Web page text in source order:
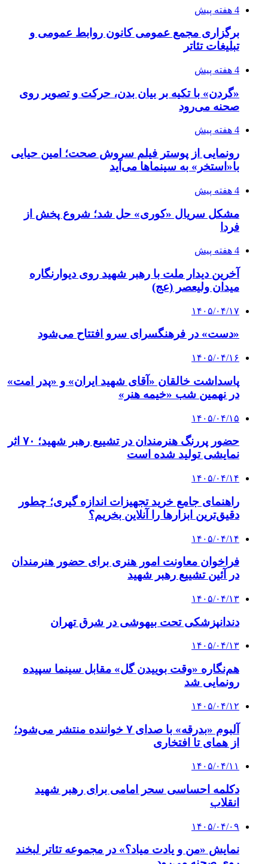
4 هفته پیش
برگزاری مجمع عمومی کانون روابط عمومی و
تبلیغات تئاتر
4 هفته پیش
«گردن» با تکیه بر بیان بدن، حرکت و تصویر روی
صحنه می‌رود
4 هفته پیش
رونمایی از پوستر فیلم سروش صحت؛ امین حیایی
با«استخر» به سینماها می‌آید
4 هفته پیش
مشکل سریال «کوری» حل شد؛ شروع پخش از
فردا
4 هفته پیش
آخرین دیدار ملت با رهبر شهید روی دیوارنگاره
میدان ولیعصر (عج)
۱۴۰۵/۰۴/۱۷
«دست» در فرهنگسرای سرو افتتاح می‌شود
۱۴۰۵/۰۴/۱۶
پاسداشت خالقان «آقای شهید ایران» و «پدر امت»
در نهمین شب «خیمه هنر»
۱۴۰۵/۰۴/۱۵
حضور پررنگ هنرمندان در تشییع رهبر شهید؛ ۷۰ اثر
نمایشی تولید شده است
۱۴۰۵/۰۴/۱۴
راهنمای جامع خرید تجهیزات اندازه گیری؛ چطور
دقیق‌ترین ابزارها را آنلاین بخریم؟
۱۴۰۵/۰۴/۱۴
فراخوان معاونت امور هنری برای حضور هنرمندان
در آئین تشییع رهبر شهید
۱۴۰۵/۰۴/۱۳
دندانپزشکی تحت بیهوشی در شرق تهران
۱۴۰۵/۰۴/۱۳
هم‌نگاره «وقت بوییدن گل» مقابل سینما سپیده
رونمایی شد
۱۴۰۵/۰۴/۱۲
آلبوم «بدرقه» با صدای ۷ خواننده منتشر می‌شود؛
از همای تا افتخاری
۱۴۰۵/۰۴/۱۱
دکلمه‌ احساسی سحر امامی برای رهبر شهید
انقلاب
۱۴۰۵/۰۴/۰۹
نمایش «من و یادت میاد؟» در مجموعه تئاتر لبخند